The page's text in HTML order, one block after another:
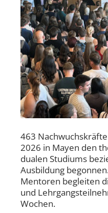
463
2026 in Mayen den
dualen Studiums
Ausbildung
Mentoren begleiten
und
Wochen.